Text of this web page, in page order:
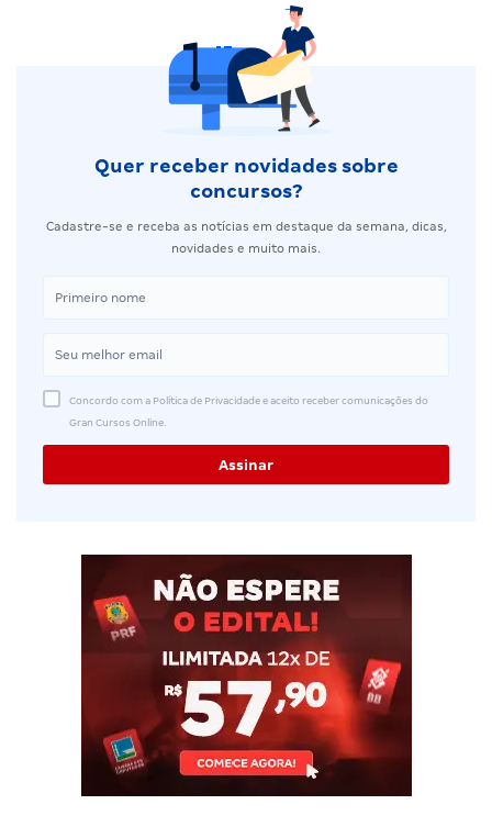
Quer receber novidades sobre
concursos?
Cadastre-se e receba as notícias em destaque da semana, dicas,
novidades e muito mais.
Concordo com a Política de Privacidade e aceito receber comunicações do
Gran Cursos Online.